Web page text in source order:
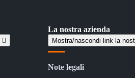

La nostra azienda
Mostra/nascondi link la
Note legali